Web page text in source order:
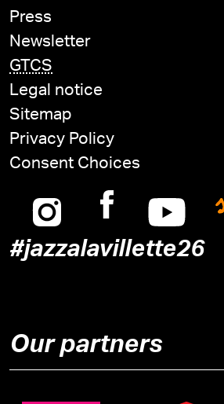
Press
Newsletter
GTCS
Legal notice
Sitemap
Privacy Policy
Consent Choices
Instagram
Facebook
#jazzalavillette26
Our partners